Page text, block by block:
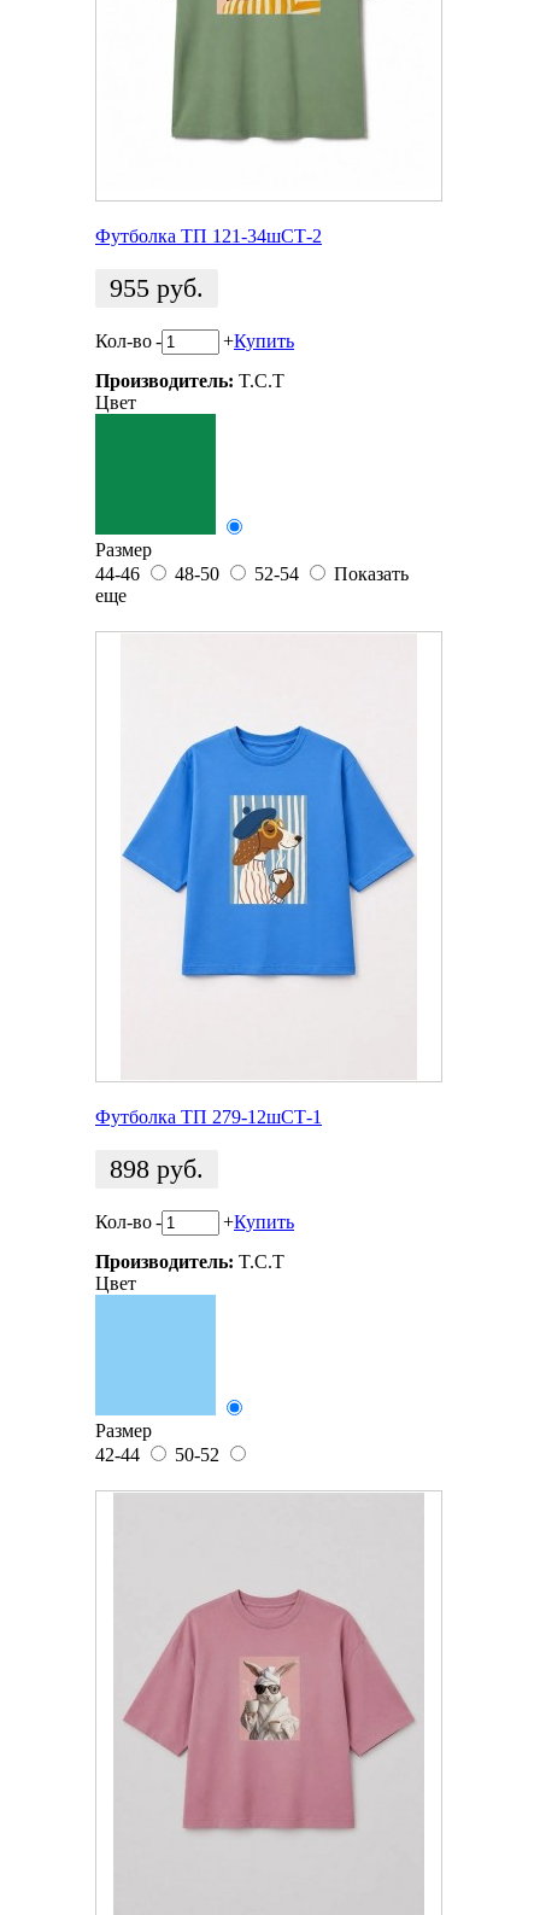
Футболка ТП 121-34шСТ-2
955 руб.
Кол-во- +Купить
Производитель: T.C.T
Цвет
Размер
44-46
48-50 52-54
Показать
еще
Футболка ТП 279-12шСТ-1
898 руб.
Кол-во- +Купить
Производитель: T.C.T
Цвет
Размер
42-44
50-52